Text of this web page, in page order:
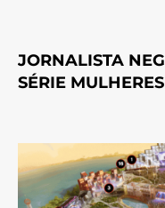
JORNALISTA
SÉRIE